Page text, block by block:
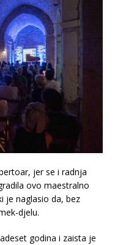
jer se i radnja
ovo maestralno
je naglasio da, bez
djelu.
godina i zaista je